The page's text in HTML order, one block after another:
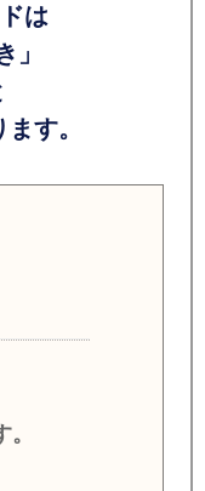
は
」
す。